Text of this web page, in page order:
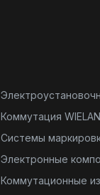
Коммутация
Системы
Электронные
Коммутационные